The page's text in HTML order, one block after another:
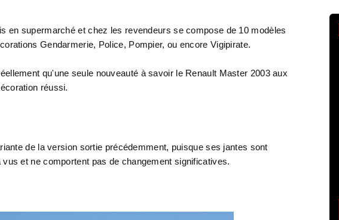
en supermarché et chez les revendeurs se compose de 10 modèles
Gendarmerie, Police, Pompier, ou encore Vigipirate.
qu'une seule nouveauté à savoir le Renault Master 2003 aux
réussi.
de la version sortie précédemment, puisque ses jantes sont
et ne comportent pas de changement significatives.